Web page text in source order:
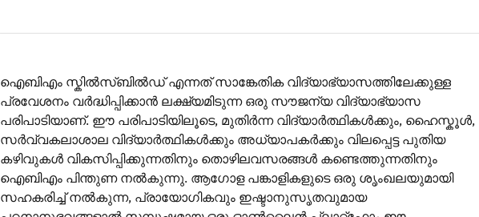
ഐബിഎം സ്കിൽസ്ബിൽഡ് എന്നത് സാങ്കേതിക വിദ്യാഭ്യാസത്തിലേക്കുള്ള
പ്രവേശനം വർദ്ധിപ്പിക്കാൻ ലക്ഷ്യമിടുന്ന ഒരു സൗജന്യ വിദ്യാഭ്യാസ
പരിപാടിയാണ്. ഈ പരിപാടിയിലൂടെ, മുതിർന്ന വിദ്യാർത്ഥികൾക്കും, ഹൈസ്കൂൾ,
സർവ്വകലാശാല വിദ്യാർത്ഥികൾക്കും അധ്യാപകർക്കും വിലപ്പെട്ട പുതിയ
കഴിവുകൾ വികസിപ്പിക്കുന്നതിനും തൊഴിലവസരങ്ങൾ കണ്ടെത്തുന്നതിനും
ഐബിഎം പിന്തുണ നൽകുന്നു. ആഗോള പങ്കാളികളുടെ ഒരു ശൃംഖലയുമായി
സഹകരിച്ച് നൽകുന്ന, പ്രായോഗികവും ഇഷ്ടാനുസൃതവുമായ